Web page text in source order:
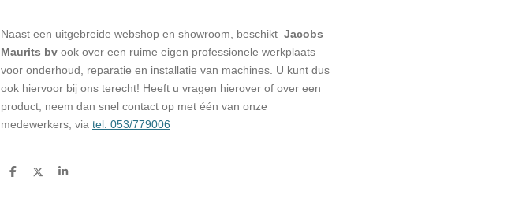
Naast een uitgebreide webshop en showroom, beschikt Jacobs
Maurits bv ook over een ruime eigen professionele werkplaats
voor onderhoud, reparatie en installatie van machines. U kunt dus
ook hiervoor bij ons terecht! Heeft u vragen hierover of over een
product, neem dan snel contact op met één van onze
medewerkers, via tel. 053/779006
D
D
S